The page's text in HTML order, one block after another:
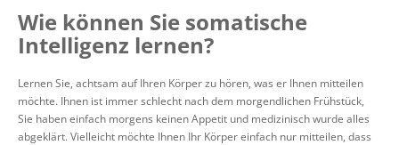
Wie können Sie somatische
Intelligenz lernen?
Lernen Sie, achtsam auf Ihren Körper zu hören, was er Ihnen mitteilen
möchte. Ihnen ist immer schlecht nach dem morgendlichen Frühstück,
Sie haben einfach morgens keinen Appetit und medizinisch wurde alles
abgeklärt. Vielleicht möchte Ihnen Ihr Körper einfach nur mitteilen, dass